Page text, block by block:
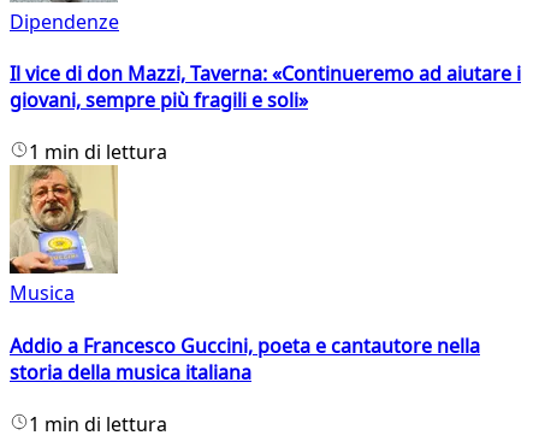
Dipendenze
Il vice di don Mazzi, Taverna: «Continueremo ad aiutare i
giovani, sempre più fragili e soli»
1 min di lettura
Musica
Addio a Francesco Guccini, poeta e cantautore nella
storia della musica italiana
1 min di lettura